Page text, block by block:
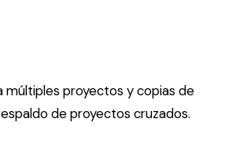
múltiples proyectos y copias de
de proyectos cruzados.